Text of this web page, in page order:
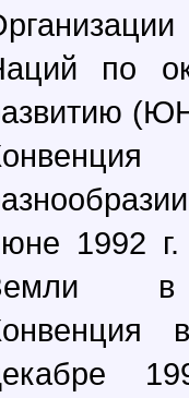
по
1992
в